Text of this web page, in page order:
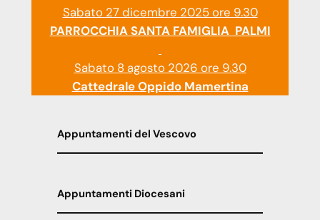
Sabato 27 dicembre 2025 ore 9.30
PARROCCHIA SANTA FAMIGLIA PALMI
Sabato 8 agosto 2026 ore 9.30
Cattedrale Oppido Mamertina
Appuntamenti del Vescovo
Appuntamenti Diocesani